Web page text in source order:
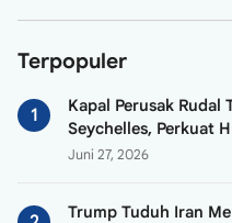
Terpopuler
Kapal Perusak Rudal
Seychelles, Perkuat
Juni 27, 2026
Trump Tuduh Iran